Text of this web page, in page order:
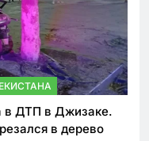
в ДТП в Джизаке.
в дерево